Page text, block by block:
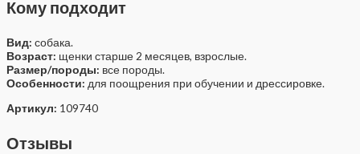
Кому подходит
Вид: собака.
Возраст: щенки старше 2 месяцев, взрослые.
Размер/породы: все породы.
Особенности: для поощрения при обучении и дрессировке.
Артикул: 109740
Отзывы